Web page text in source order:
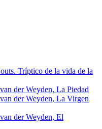
Tríptico de la vida de la
der Weyden, La Piedad
der Weyden, La Virgen
der Weyden, El